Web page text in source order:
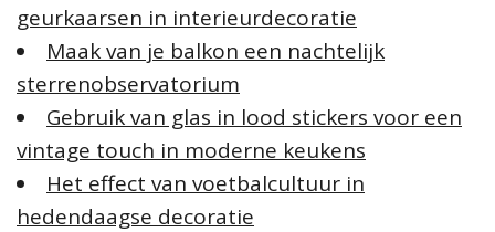
geurkaarsen in interieurdecoratie
Maak van je balkon een nachtelijk
sterrenobservatorium
Gebruik van glas in lood stickers voor een
vintage touch in moderne keukens
Het effect van voetbalcultuur in
hedendaagse decoratie